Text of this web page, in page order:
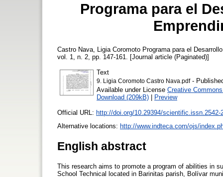
Programa para el
Castro Nava, Ligia Coromoto Programa para el
vol. 1, n. 2, pp. 147-161. [Journal article (Paginated)]
Text
9. Ligia Coromoto Castro Nava.pdf-
Available under License Creative
Download (209kB) | Preview
Official URL: http://doi.org/10.29394/scientific.issn.2542-
Alternative locations: http://www.indteca.com/ojs/
English abstract
This research aims to promote a program of abilities in
School Technical located in Barinitas parish, Bolívar